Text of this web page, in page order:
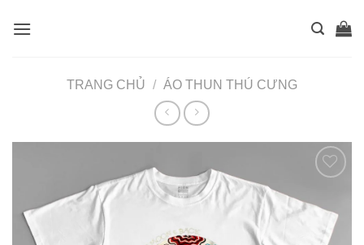
TRANG CHỦ / ÁO THUN THÚ CƯNG
vào
muốn
mua